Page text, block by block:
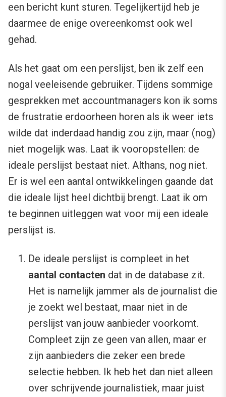
een bericht kunt sturen. Tegelijkertijd heb je
daarmee de enige overeenkomst ook wel
gehad.
Als het gaat om een perslijst, ben ik zelf een
nogal veeleisende gebruiker. Tijdens sommige
gesprekken met accountmanagers kon ik soms
de frustratie erdoorheen horen als ik weer iets
wilde dat inderdaad handig zou zijn, maar (nog)
niet mogelijk was. Laat ik vooropstellen: de
ideale perslijst bestaat niet. Althans, nog niet.
Er is wel een aantal ontwikkelingen gaande dat
die ideale lijst heel dichtbij brengt. Laat ik om
te beginnen uitleggen wat voor mij een ideale
perslijst is.
De ideale perslijst is compleet in het
aantal contacten dat in de database zit.
Het is namelijk jammer als de journalist die
je zoekt wel bestaat, maar niet in de
perslijst van jouw aanbieder voorkomt.
Compleet zijn ze geen van allen, maar er
zijn aanbieders die zeker een brede
selectie hebben. Ik heb het dan niet alleen
over schrijvende journalistiek, maar juist